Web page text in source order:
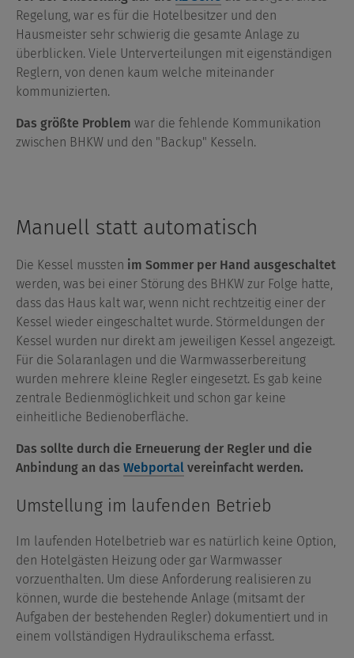
Regelung, war es für die Hotelbesitzer und den
Hausmeister sehr schwierig die gesamte Anlage zu
überblicken. Viele Unterverteilungen mit eigenständigen
Reglern, von denen kaum welche miteinander
kommunizierten.
Das größte Problem war die fehlende Kommunikation
zwischen BHKW und den "Backup" Kesseln.
Manuell statt automatisch
Die Kessel mussten im Sommer per Hand ausgeschaltet
werden, was bei einer Störung des BHKW zur Folge hatte,
dass das Haus kalt war, wenn nicht rechtzeitig einer der
Kessel wieder eingeschaltet wurde. Störmeldungen der
Kessel wurden nur direkt am jeweiligen Kessel angezeigt.
Für die Solaranlagen und die Warmwasserbereitung
wurden mehrere kleine Regler eingesetzt. Es gab keine
zentrale Bedienmöglichkeit und schon gar keine
einheitliche Bedienoberfläche.
Das sollte durch die Erneuerung der Regler und die
Anbindung an das Webportal vereinfacht werden.
Umstellung im laufenden Betrieb
Im laufenden Hotelbetrieb war es natürlich keine Option,
den Hotelgästen Heizung oder gar Warmwasser
vorzuenthalten. Um diese Anforderung realisieren zu
können, wurde die bestehende Anlage (mitsamt der
Aufgaben der bestehenden Regler) dokumentiert und in
einem vollständigen Hydraulikschema erfasst.